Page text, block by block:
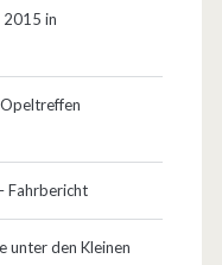
2015 in
Fahrbericht
unter den Kleinen